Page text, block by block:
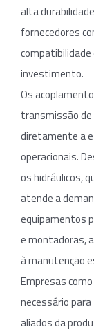
alta
fornecedores
investimento.
Os
transmissão de
diretamente a
operacionais.
os hidráulicos,
atende a
equipamentos
e montadoras,
à manutenção
Empresas
necessário
aliados da